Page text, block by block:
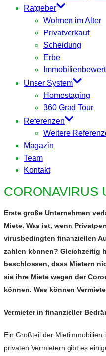
Ratgeber
Wohnen im Alter
Privatverkauf
Scheidung
Erbe
Unser System
Homestaging
360 Grad Tour
Referenzen
Weitere
Magazin
Team
Kontakt
CORONAVIRUS
Erste große Unternehmen
Miete. Was ist, wenn
virusbedingten finanziellen
zahlen können? Gleichzeitig
beschlossen, dass Mietern
sie ihre Miete wegen der
können. Was können
Vermieter in finanzieller
Ein Großteil der Mietimmobilien
privaten Vermietern gibt es